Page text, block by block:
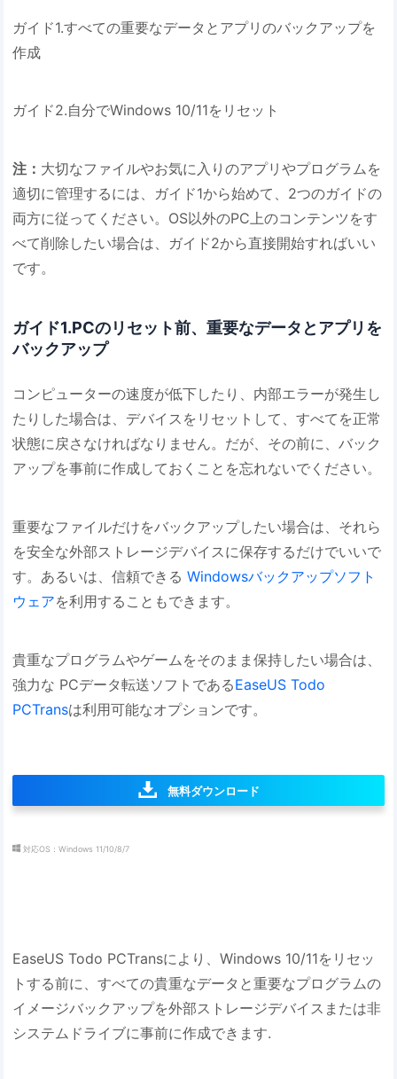
ガイド1.すべての重要なデータとアプリのバックアップを
作成
ガイド2.自分でWindows 10/11をリセット
注： 大切なファイルやお気に入りのアプリやプログラムを
適切に管理するには、ガイド1から始めて、2つのガイドの
両方に従ってください。OS以外のPC上のコンテンツをす
べて削除したい場合は、ガイド2から直接開始すればいい
です。
ガイド1.PCのリセット前、重要なデータとアプリを
バックアップ
コンピューターの速度が低下したり、内部エラーが発生し
たりした場合は、デバイスをリセットして、すべてを正常
状態に戻さなければなりません。だが、その前に、バック
アップを事前に作成しておくことを忘れないでください。
重要なファイルだけをバックアップしたい場合は、それら
を安全な外部ストレージデバイスに保存するだけでいいで
す。あるいは、信頼できるWindowsバックアップソフト
ウェアを利用することもできます。
貴重なプログラムやゲームをそのまま保持したい場合は、
強力な PCデータ転送ソフトであるEaseUS Todo
PCTransは利用可能なオプションです。
無料ダウンロード
対応OS：Windows 11/10/8/7
EaseUS Todo PCTransにより、Windows 10/11をリセッ
トする前に、すべての貴重なデータと重要なプログラムの
イメージバックアップを外部ストレージデバイスまたは非
システムドライブに事前に作成できます.